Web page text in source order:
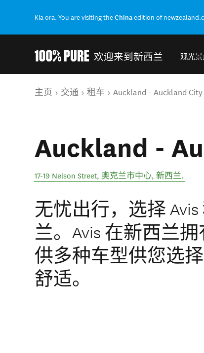
Kia ora. You are visiting theChinaedition of
欢迎来到新西兰 观光景
你的位置
主页 交通 租车 Auckland - Auckland City
Auckland -
17-19 Nelson Street, 奥克兰市中心, 新西兰.
无忧出行，选择
兰。Avis 在新西兰
供多种车型供您选
舒适。